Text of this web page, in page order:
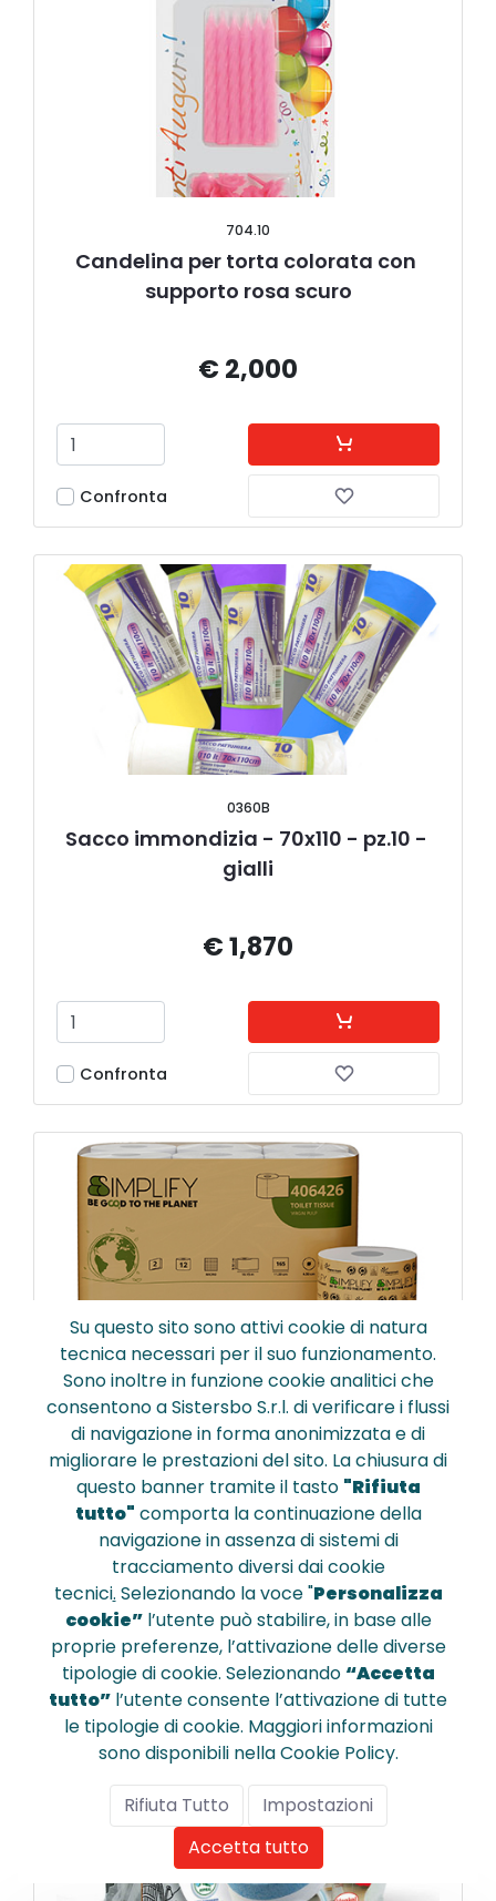
704.10
Candelina per torta colorata con
supporto rosa scuro
€ 2,000
Confronta
0360B
Sacco immondizia - 70x110 - pz.10 -
gialli
€ 1,870
Confronta
406426
Carta igienica fascettata 2 veli -
simplify - cf da 12 rotoli
€ 3,240
Confronta
Su questo sito sono attivi cookie di natura
tecnica necessari per il suo funzionamento.
Sono inoltre in funzione cookie analitici che
consentono a Sistersbo S.r.l. di verificare i flussi
di navigazione in forma anonimizzata e di
migliorare le prestazioni del sito. La chiusura di
questo banner tramite il tasto "Rifiuta
tutto" comporta la continuazione della
navigazione in assenza di sistemi di
tracciamento diversi dai cookie
tecnici. Selezionando la voce "Personalizza
cookie”l’utente può stabilire, in base alle
proprie preferenze, l’attivazione delle diverse
tipologie di cookie. Selezionando “Accetta
tutto” l’utente consente l’attivazione di tutte
le tipologie di cookie. Maggiori informazioni
sono disponibili nella Cookie Policy.
Rifiuta Tutto
Impostazioni
Accetta tutto